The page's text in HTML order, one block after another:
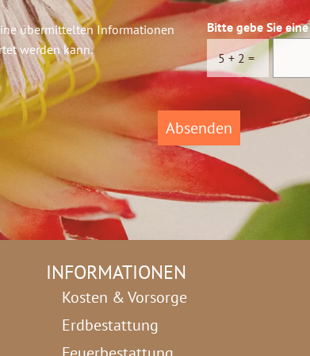
übermittelten Informationen
werden kann.
Bitte gebe Sie
5 + 2 =
Absenden
INFORMATIONEN
Kosten & Vorsorge
Erdbestattung